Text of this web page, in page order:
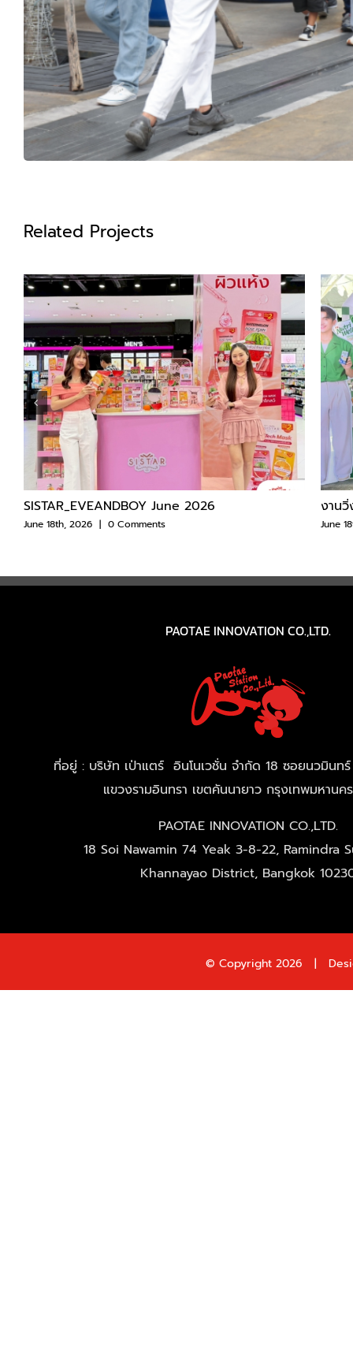
Related Projects
SISTAR_EVEANDBOY June 2026
June 18th, 2026 | 0 Comments
งาน
June
PAOTAE INNOVATION CO.,LTD.
ที่อยู่ : บริษัท เป่าแตร์ อินโนเวชั่น จำกัด 18 ซอยนวมินท
แขวงรามอินทรา เขตคันนายาว กรุงเทพมหานค
PAOTAE INNOVATION CO.,LTD.
18 Soi Nawamin 74 Yeak 3-8-22, Ramindra
Khannayao District, Bangkok
© Copyright 2026 |